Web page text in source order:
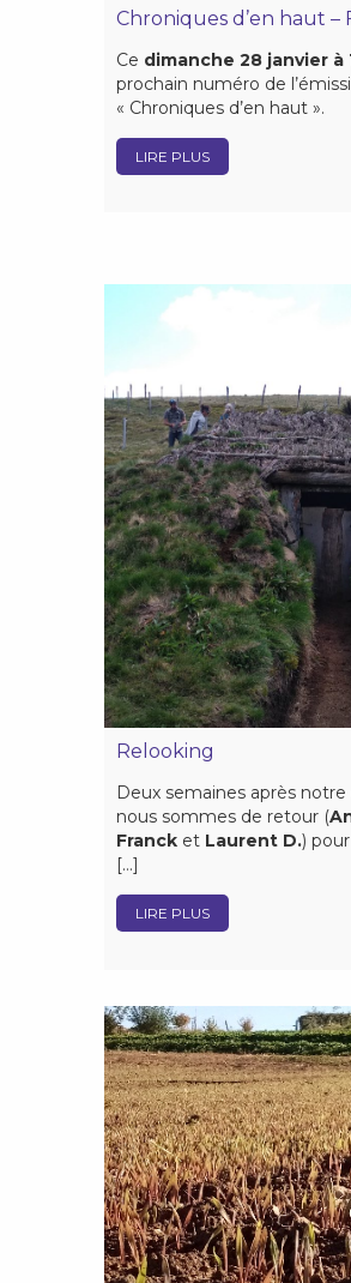
Chroniques d’en haut –
Ce dimanche 28 janvier à
prochain numéro de
« Chroniques d’en haut ».
LIRE PLUS
Relooking
Deux semaines après
nous sommes de retour (
Franck et Laurent D.)
[…]
LIRE PLUS